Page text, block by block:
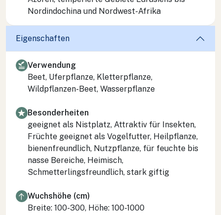
Nordindochina und Nordwest-Afrika
Eigenschaften
Verwendung
Beet, Uferpflanze, Kletterpflanze,
Wildpflanzen-Beet, Wasserpflanze
Besonderheiten
geeignet als Nistplatz, Attraktiv für Insekten,
Früchte geeignet als Vogelfutter, Heilpflanze,
bienenfreundlich, Nutzpflanze, für feuchte bis
nasse Bereiche, Heimisch,
Schmetterlingsfreundlich, stark giftig
Wuchshöhe (cm)
Breite: 100-300, Höhe: 100-1000